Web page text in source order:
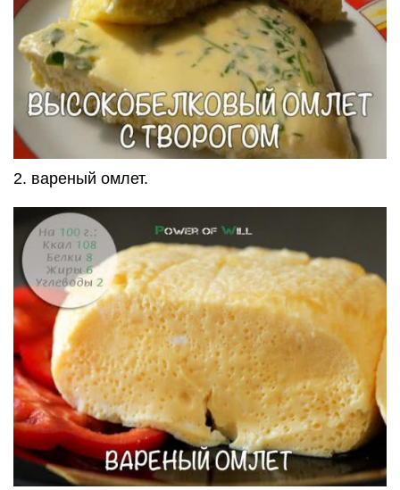
2. вареный омлет.